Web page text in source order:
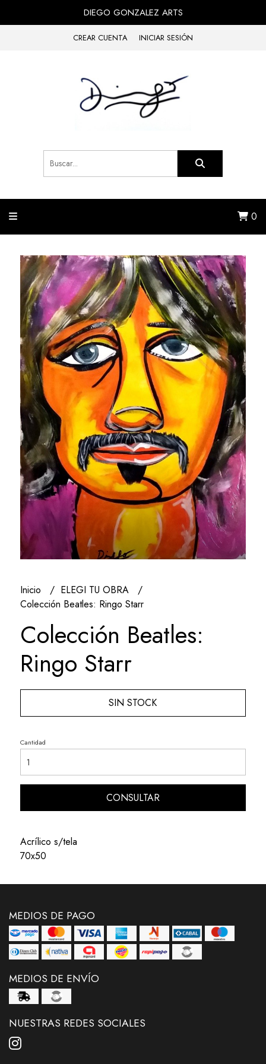
DIEGO GONZALEZ ARTS
CREAR CUENTA INICIAR SESIÓN
0
Inicio
ELEGI TU OBRA
Colección Beatles: Ringo Starr
Colección Beatles:
Ringo Starr
SIN STOCK
Cantidad
CONSULTAR
Acrílico s/tela
70x50
MEDIOS DE PAGO
MEDIOS DE ENVÍO
NUESTRAS REDES SOCIALES